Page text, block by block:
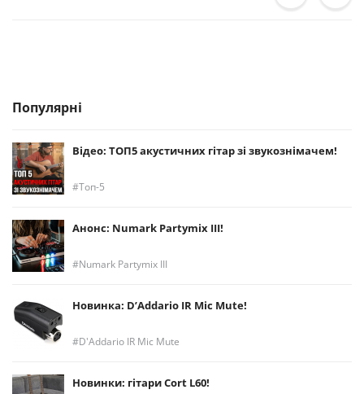
Популярні
Відео: ТОП5 акустичних гітар зі звукознімачем!
Топ-5
Анонс: Numark Partymix III!
Numark Partymix III
Новинка: D’Addario IR Mic Mute!
D'Addario IR Mic Mute
Новинки: гітари Cort L60!